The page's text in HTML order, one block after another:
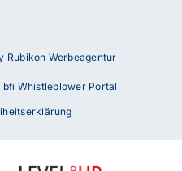
Rubikon Werbeagentur
bfi Whistleblower Portal